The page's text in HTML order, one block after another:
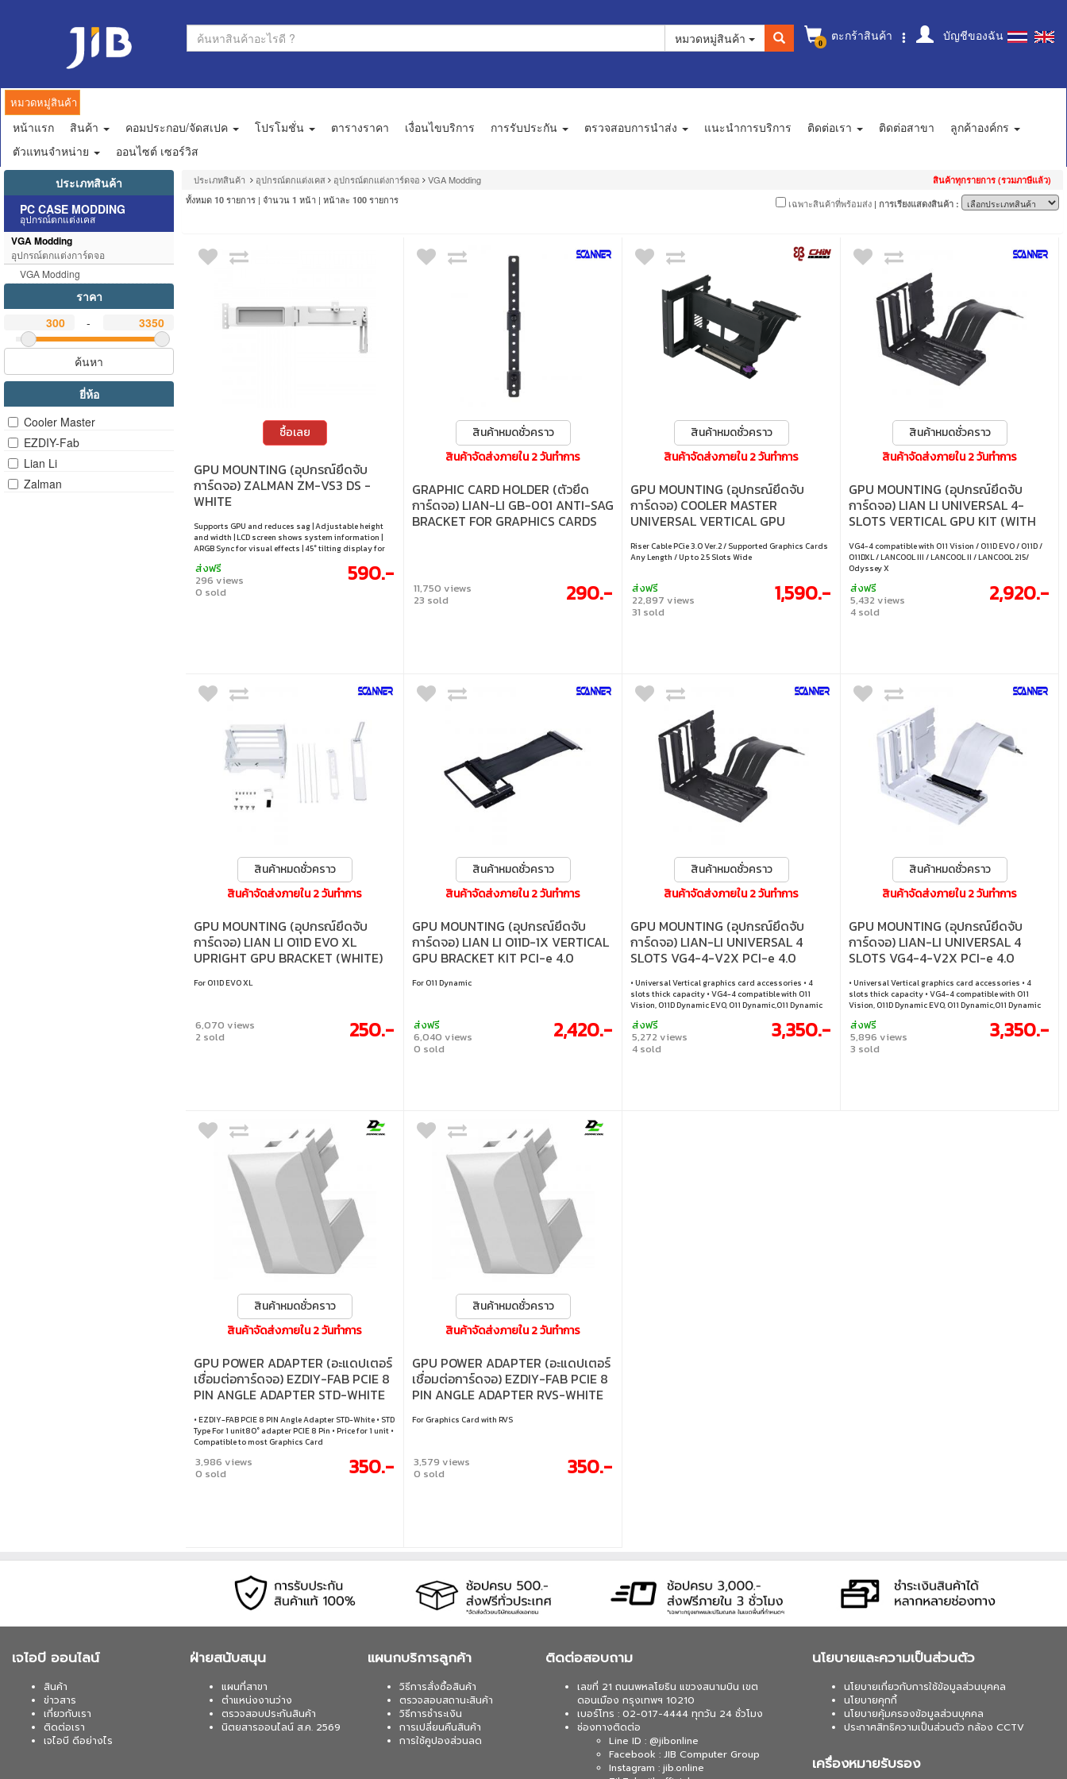
0 ตะกร้าสินค้า บัญชีของฉัน
หมวดหมู่สินค้า
หมวดหมู่สินค้า
หน้าแรก สินค้า คอมประกอบ/จัดสเปค โปรโมชั่น ตารางราคา เงื่อนไขบริการ การรับประกัน ตรวจสอบการนำส่ง แนะนำการบริการ ติดต่อเรา ติดต่อสาขา
ลูกค้าองค์กร
ตัวแทนจำหน่าย
ออนไซต์ เซอร์วิส
ประเภทสินค้า
PC CASE MODDING
อุปกรณ์ตกแต่งเคส
VGA Modding
อุปกรณ์ตกแต่งการ์ดจอ
VGA Modding
ราคา
-
ค้นหา
ยี่ห้อ
Cooler Master
EZDIY-Fab
Lian Li
Zalman
ประเภทสินค้า อุปกรณ์ตกแต่งเคส อุปกรณ์ตกแต่งการ์ดจอ VGA Modding สินค้าทุกรายการ (รวมภาษีแล้ว)
ทั้งหมด 10 รายการ | จำนวน 1 หน้า | หน้าละ 100 รายการ เฉพาะสินค้าที่พร้อมส่ง | การเรียงแสดงสินค้า :
ซื้อเลย
GPU MOUNTING (อุปกรณ์ยึดจับ
การ์ดจอ) ZALMAN ZM-VS3 DS -
WHITE
Supports GPU and reduces sag | Adjustable height
and width | LCD screen shows system information |
ARGB Sync for visual effects | 45° tilting display for
ส่งฟรี
296 views
0 sold
590.-
สินค้าหมดชั่วคราว
สินค้าจัดส่งภายใน 2 วันทำการ
GRAPHIC CARD HOLDER (ตัวยึด
การ์ดจอ) LIAN-LI GB-001 ANTI-SAG
BRACKET FOR GRAPHICS CARDS
11,750 views
23 sold 290.-
สินค้าหมดชั่วคราว
สินค้าจัดส่งภายใน 2 วันทำการ
GPU MOUNTING (อุปกรณ์ยึดจับ
การ์ดจอ) COOLER MASTER
UNIVERSAL VERTICAL GPU
KFVK01)
Riser Cable PCie 3.0 Ver.2 / Supported Graphics Cards
Any Length / Up to 2.5 Slots Wide
ส่งฟรี
22,897 views
31 sold
1,590.-
สินค้าหมดชั่วคราว
สินค้าจัดส่งภายใน 2 วันทำการ
GPU MOUNTING (อุปกรณ์ยึดจับ
การ์ดจอ) LIAN LI UNIVERSAL 4-
SLOTS VERTICAL GPU KIT (WITH
VG4-4 compatible with O11 Vision / O11D EVO / O11D /
O11DXL / LANCOOL III / LANCOOL II / LANCOOL 215/
Odyssey X
ส่งฟรี
5,432 views
4 sold
2,920.-
สินค้าหมดชั่วคราว
สินค้าจัดส่งภายใน 2 วันทำการ
GPU MOUNTING (อุปกรณ์ยึดจับ
การ์ดจอ) LIAN LI O11D EVO XL
UPRIGHT GPU BRACKET (WHITE)
For O11D EVO XL
6,070 views
2 sold 250.-
สินค้าหมดชั่วคราว
สินค้าจัดส่งภายใน 2 วันทำการ
GPU MOUNTING (อุปกรณ์ยึดจับ
การ์ดจอ) LIAN LI O11D-1X VERTICAL
GPU BRACKET KIT PCI-e 4.0
For O11 Dynamic
ส่งฟรี
6,040 views
0 sold
2,420.-
สินค้าหมดชั่วคราว
สินค้าจัดส่งภายใน 2 วันทำการ
GPU MOUNTING (อุปกรณ์ยึดจับ
การ์ดจอ) LIAN-LI UNIVERSAL 4
SLOTS VG4-4-V2X PCI-e 4.0
• Universal Vertical graphics card accessories • 4
slots thick capacity • VG4-4 compatible with O11
Vision, O11D Dynamic EVO, O11 Dynamic,O11 Dynamic
ส่งฟรี
5,272 views
4 sold
3,350.-
สินค้าหมดชั่วคราว
สินค้าจัดส่งภายใน 2 วันทำการ
GPU MOUNTING (อุปกรณ์ยึดจับ
การ์ดจอ) LIAN-LI UNIVERSAL 4
SLOTS VG4-4-V2X PCI-e 4.0
• Universal Vertical graphics card accessories • 4
slots thick capacity • VG4-4 compatible with O11
Vision, O11D Dynamic EVO, O11 Dynamic,O11 Dynamic
ส่งฟรี
5,896 views
3 sold
3,350.-
สินค้าหมดชั่วคราว
สินค้าจัดส่งภายใน 2 วันทำการ
GPU POWER ADAPTER (อะแดปเตอร์
เชื่อมต่อการ์ดจอ) EZDIY-FAB PCIE 8
PIN ANGLE ADAPTER STD-WHITE
• EZDIY-FAB PCIE 8 PIN Angle Adapter STD-White • STD
Type For 1 unit80° adapter PCIE 8 Pin • Price for 1 unit •
Compatible to most Graphics Card
3,986 views
0 sold 350.-
สินค้าหมดชั่วคราว
สินค้าจัดส่งภายใน 2 วันทำการ
GPU POWER ADAPTER (อะแดปเตอร์
เชื่อมต่อการ์ดจอ) EZDIY-FAB PCIE 8
PIN ANGLE ADAPTER RVS-WHITE
For Graphics Card with RVS
3,579 views
0 sold 350.-
เจไอบี ออนไลน์
สินค้า
ข่าวสาร
เกี่ยวกับเรา
ติดต่อเรา
เจไอบี ดีอย่างไร
ฝ่ายสนับสนุน
แผนที่สาขา
ตำแหน่งงานว่าง
ตรวจสอบประกันสินค้า
นิตยสารออนไลน์ ส.ค. 2569
แผนกบริการลูกค้า
วิธีการสั่งซื้อสินค้า
ตรวจสอบสถานะสินค้า
วิธีการชำระเงิน
การเปลี่ยนคืนสินค้า
การใช้คูปองส่วนลด
ติดต่อสอบถาม
เลขที่ 21 ถนนพหลโยธิน แขวงสนามบิน เขต
ดอนเมือง กรุงเทพฯ 10210
เบอร์โทร : 02-017-4444 ทุกวัน 24 ชั่วโมง
ช่องทางติดต่อ
Line ID : @jibonline
Facebook : JIB Computer Group
Instagram : jib.online
นโยบายและความเป็นส่วนตัว
นโยบายเกี่ยวกับการใช้ข้อมูลส่วนบุคคล
นโยบายคุกกี้
นโยบายคุ้มครองข้อมูลส่วนบุคคล
ประกาศสิทธิความเป็นส่วนตัว กล้อง CCTV
เครื่องหมายรับรอง